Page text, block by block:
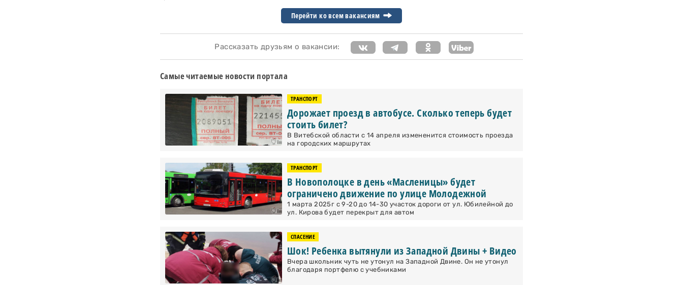
Перейти ко всем вакансиям
Рассказать друзьям о вакансии:
Самые читаемые новости портала
ТРАНСПОРТ
Дорожает проезд в автобусе. Сколько теперь будет
стоить билет?
В Витебской области с 14 апреля измененится стоимость проезда
на городских маршрутах
ТРАНСПОРТ
В Новополоцке в день «Масленицы» будет
ограничено движение по улице Молодежной
1 марта 2025г с 9-20 до 14-30 участок дороги от ул. Юбилейной до
ул. Кирова будет перекрыт для автом
СПАСЕНИЕ
Шок! Ребенка вытянули из Западной Двины + Видео
Вчера школьник чуть не утонул на Западной Двине. Он не утонул
благодаря портфелю с учебниками